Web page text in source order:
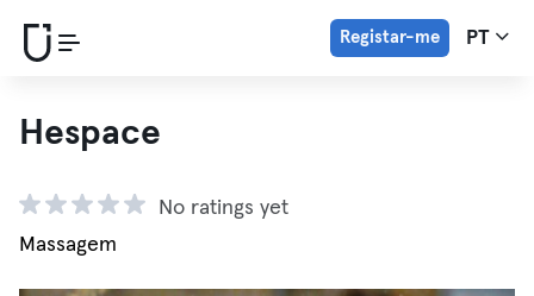
Registar-me PT
Hespace
No ratings yet
Massagem